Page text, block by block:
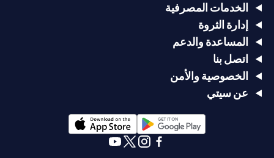
الخدمات المصرفية
إدارة الثروة
المساعدة والدعم
اتصل بنا
الخصوصية والأمن
عن سيتي
(opens in a new tab)